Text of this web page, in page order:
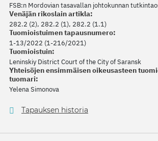
FSB:n Mordovian tasavallan johtokunnan
Venäjän rikoslain artikla:
282.2 (2), 282.2 (1), 282.2 (1.1)
Tuomioistuimen tapausnumero:
1-13/2022 (1-216/2021)
Tuomioistuin:
Leninskiy District Court of the City of Saransk
Yhteisöjen ensimmäisen oikeusasteen
tuomari:
Yelena Simonova
Tapauksen historia